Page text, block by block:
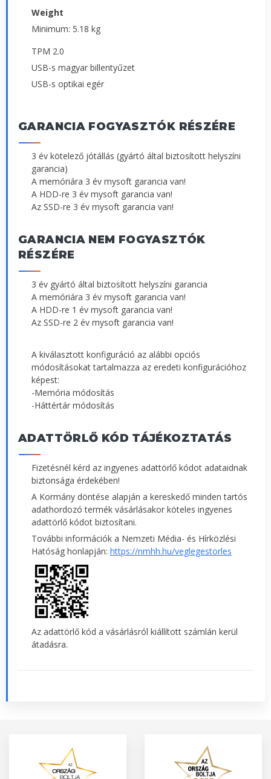
Weight
Minimum: 5.18 kg
TPM 2.0
USB-s magyar billentyűzet
USB-s optikai egér
GARANCIA FOGYASZTÓK RÉSZÉRE
3 év kötelező jótállás (gyártó által biztosított helyszíni
garancia)
A memóriára 3 év mysoft garancia van!
A HDD-re 3 év mysoft garancia van!
Az SSD-re 3 év mysoft garancia van!
GARANCIA NEM FOGYASZTÓK
RÉSZÉRE
3 év gyártó által biztosított helyszíni garancia
A memóriára 3 év mysoft garancia van!
A HDD-re 1 év mysoft garancia van!
Az SSD-re 2 év mysoft garancia van!
A kiválasztott konfiguráció az alábbi opciós
módosításokat tartalmazza az eredeti konfigurációhoz
képest:
-Memória módosítás
-Háttértár módosítás
ADATTÖRLŐ KÓD TÁJÉKOZTATÁS
Fizetésnél kérd az ingyenes adattörlő kódot adataidnak
biztonsága érdekében!
A Kormány döntése alapján a kereskedő minden tartós
adathordozó termék vásárlásakor köteles ingyenes
adattörlő kódot biztosítani.
További információk a Nemzeti Média- és Hírközlési
Hatóság honlapján: https://nmhh.hu/veglegestorles
Az adattörlő kód a vásárlásról kiállított számlán kerül
átadásra.